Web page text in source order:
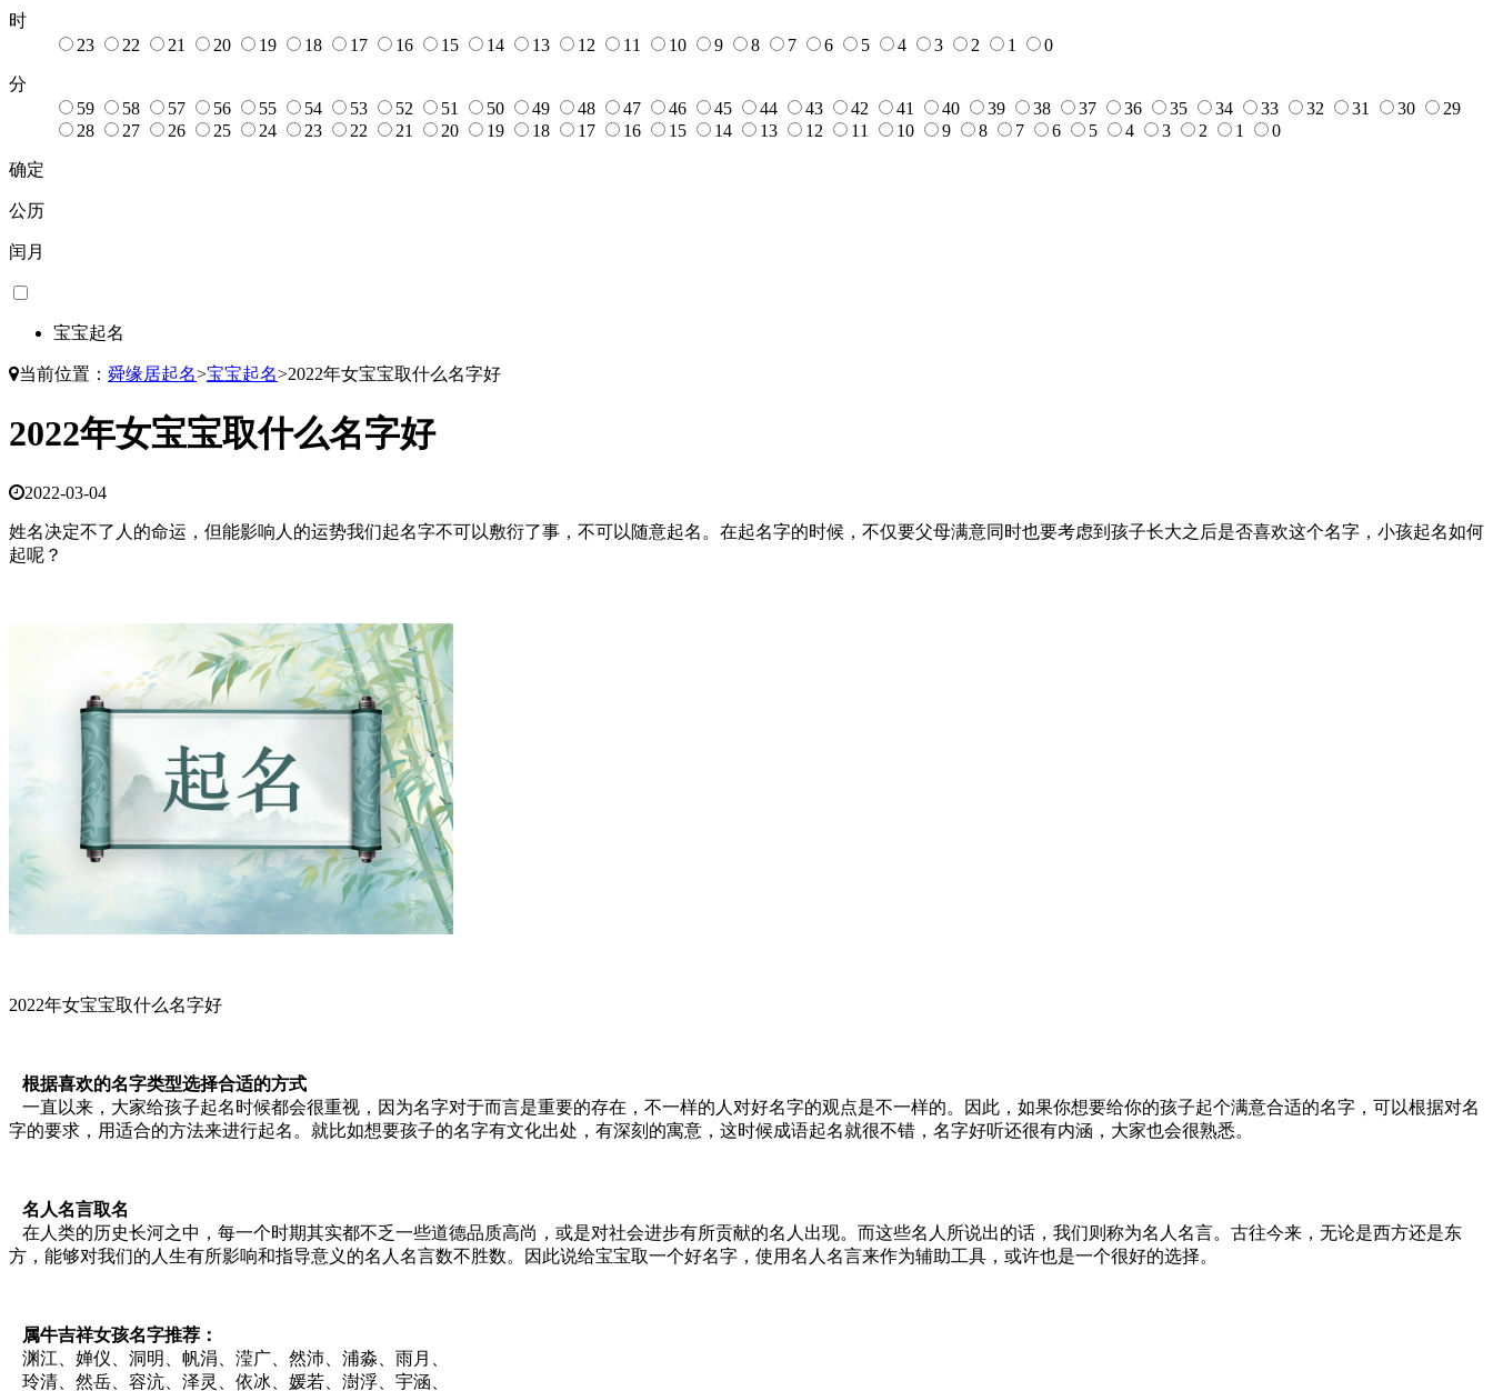
时
23
22 21 20 19 18 17 16 15 14 13 12 11 10 9 8 7 6 5 4 3 2 1 0
分
59
58 57 56 55 54 53 52 51 50 49 48 47 46 45 44 43 42 41 40 39 38 37 36 35 34 33 32 31 30
29
28
27 26 25 24 23 22 21 20 19 18 17 16 15 14 13 12 11 10 9 8 7 6 5 4 3 2 1 0
确定
公历
闰月
宝宝起名
当前位置： 舜缘居起名>宝宝起名>2022年女宝宝取什么名字好
2022年女宝宝取什么名字好
2022-03-04
姓名决定不了人的命运，但能影响人的运势我们起名字不可以敷衍了事，不可以随意起名。在起名字的时候，不仅要父母满意同时也要考虑到孩子长大之后是否喜欢这个名字，小孩起名如何
起呢？
2022年女宝宝取什么名字好
根据喜欢的名字类型选择合适的方式
一直以来，大家给孩子起名时候都会很重视，因为名字对于而言是重要的存在，不一样的人对好名字的观点是不一样的。因此，如果你想要给你的孩子起个满意合适的名字，可以根据对名
字的要求，用适合的方法来进行起名。就比如想要孩子的名字有文化出处，有深刻的寓意，这时候成语起名就很不错，名字好听还很有内涵，大家也会很熟悉。
名人名言取名
在人类的历史长河之中，每一个时期其实都不乏一些道德品质高尚，或是对社会进步有所贡献的名人出现。而这些名人所说出的话，我们则称为名人名言。古往今来，无论是西方还是东
方，能够对我们的人生有所影响和指导意义的名人名言数不胜数。因此说给宝宝取一个好名字，使用名人名言来作为辅助工具，或许也是一个很好的选择。
属牛吉祥女孩名字推荐：
渊江、婵仪、洞明、帆涓、滢广、然沛、浦淼、雨月、
玲清、然岳、容沆、泽灵、依冰、媛若、澍浮、宇涵、